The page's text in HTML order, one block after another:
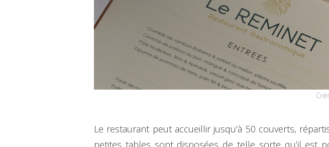
Le restaurant peut accueillir jusqu’à 50 couverts,
petites tables sont disposées de telle sorte qu’il est